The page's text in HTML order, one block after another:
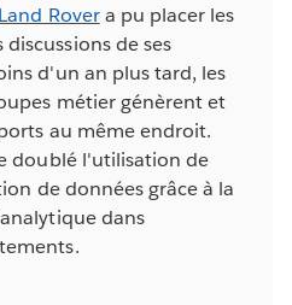
Rovera pu placer les
de ses
d'un an plus tard, les
métier génèrent et
au même endroit.
doublé l'utilisation de
de données grâce à la
dans